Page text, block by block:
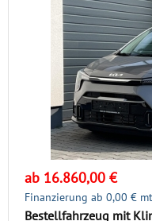
ab 16.860,00 €
Finanzierung ab 0,00 €
Bestellfahrzeug mit